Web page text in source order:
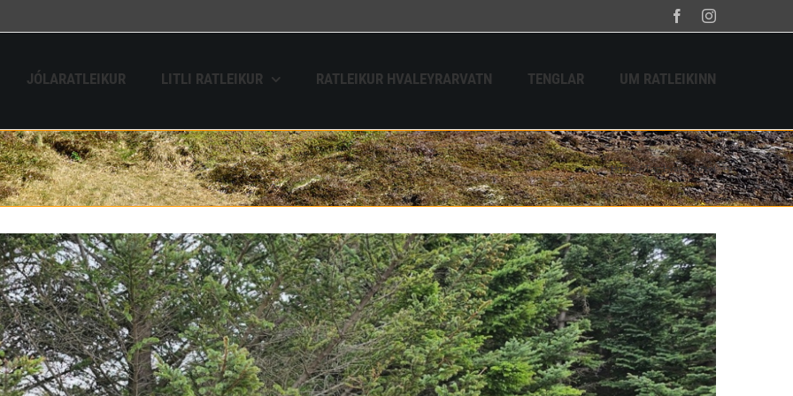
FacebookInstagram
JÓLARATLEIKUR LITLI RATLEIKUR RATLEIKUR HVALEYRARVATN TENGLAR UM RATLEIKINN
Home Tag:Hvaleyrarsel